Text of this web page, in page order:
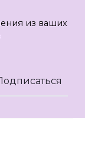
из ваших